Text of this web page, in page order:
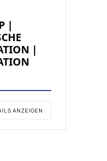
|
|
ANZEIGEN